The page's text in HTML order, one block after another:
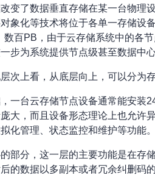
变了数据垂直存储在某一台物理
象化等技术将位于各单一存储设
百PB，由于云存储系统中的各
步为系统提供节点级甚至数据中
次上看，从底层向上，可以分为
一台云存储节点设备通常能安装
大，而且设备形态理论上也允
化管理、状态监控和维护等功能。
部分，这一层的主要功能是在存
的数据以多副本或者冗余纠删码